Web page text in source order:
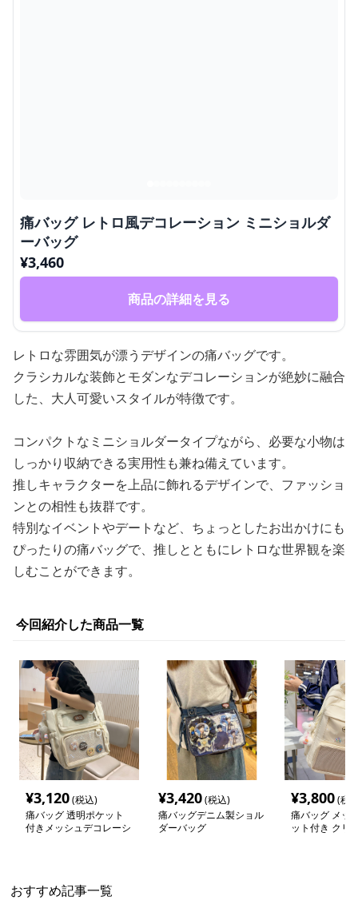
痛バッグ レトロ風デコレーション ミニショルダ
ーバッグ
¥3,460
商品の詳細を見る
レトロな雰囲気が漂うデザインの痛バッグです。
クラシカルな装飾とモダンなデコレーションが絶妙に融合
した、大人可愛いスタイルが特徴です。
コンパクトなミニショルダータイプながら、必要な小物は
しっかり収納できる実用性も兼ね備えています。
推しキャラクターを上品に飾れるデザインで、ファッショ
ンとの相性も抜群です。
特別なイベントやデートなど、ちょっとしたお出かけにも
ぴったりの痛バッグで、推しとともにレトロな世界観を楽
しむことができます。
今回紹介した商品一覧
¥3,120(税込)
痛バッグ 透明ポケット
付きメッシュデコレーシ
¥3,420(税込)
痛バッグデニム製ショル
ダーバッグ
¥3,800(税
痛バッグ メッ
ット付き クリ
おすすめ記事一覧